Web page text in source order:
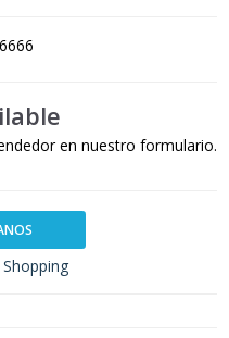
en nuestro formulario.